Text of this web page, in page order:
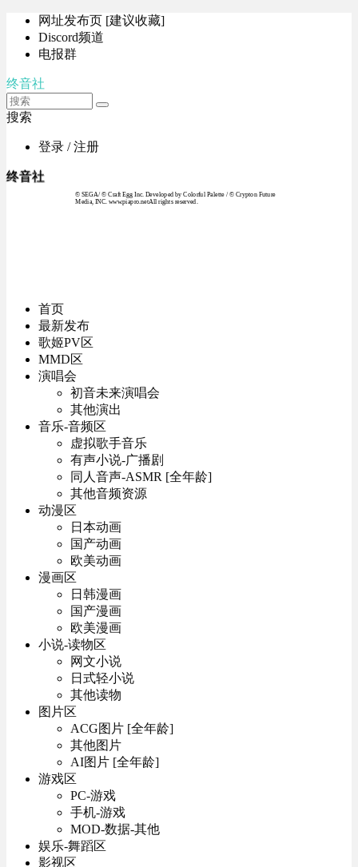
网址发布页 [建议收藏]
Discord频道
电报群
终音社
搜索
登录 / 注册
终音社
© SEGA / © Craft Egg Inc. Developed by Colorful Palette / © Crypton Future
Media, INC. www.piapro.netAll rights reserved.
首页
最新发布
歌姬PV区
MMD区
演唱会
初音未来演唱会
其他演出
音乐-音频区
虚拟歌手音乐
有声小说-广播剧
同人音声-ASMR [全年龄]
其他音频资源
动漫区
日本动画
国产动画
欧美动画
漫画区
日韩漫画
国产漫画
欧美漫画
小说-读物区
网文小说
日式轻小说
其他读物
图片区
ACG图片 [全年龄]
其他图片
AI图片 [全年龄]
游戏区
PC-游戏
手机-游戏
MOD-数据-其他
娱乐-舞蹈区
影视区